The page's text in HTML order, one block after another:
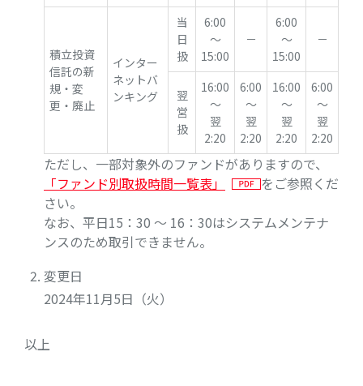
積立投資
信託の新
規・変
更・廃止
インター
ネットバ
ンキング
当
日
扱
6:00
～
15:00
－
6:00
～
15:00
－
翌
営
扱
16:00
～
翌
2:20
6:00
～
翌
2:20
16:00
～
翌
2:20
6:00
～
翌
2:20
ただし、一部対象外のファンドがありますので、
「ファンド別取扱時間一覧表」
をご参照くだ
さい。
なお、平日15：30 ～ 16：30はシステムメンテナ
ンスのため取引できません。
変更日
2024年11月5日（火）
以上